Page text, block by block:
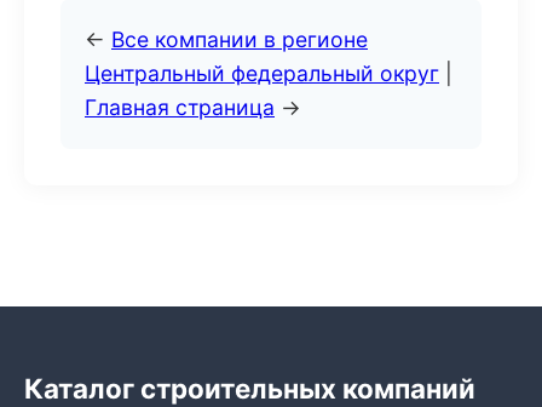
← Все компании в регионе
Центральный федеральный округ
Главная страница →
Каталог строительных компаний